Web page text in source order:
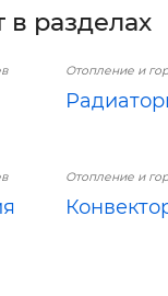
в разделах
Отопление и
Отопление и